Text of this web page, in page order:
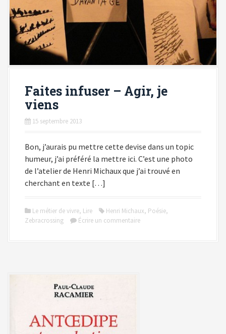
Faites infuser – Agir, je
viens
15 septembre 2013
Bon, j’aurais pu mettre cette devise dans un topic
humeur, j’ai préféré la mettre ici. C’est une photo
de l’atelier de Henri Michaux que j’ai trouvé en
cherchant en texte […]
Le métier de vivre, Lire Henri Michaux, Poésie,
Zebracrossing
Écrire un commentaire